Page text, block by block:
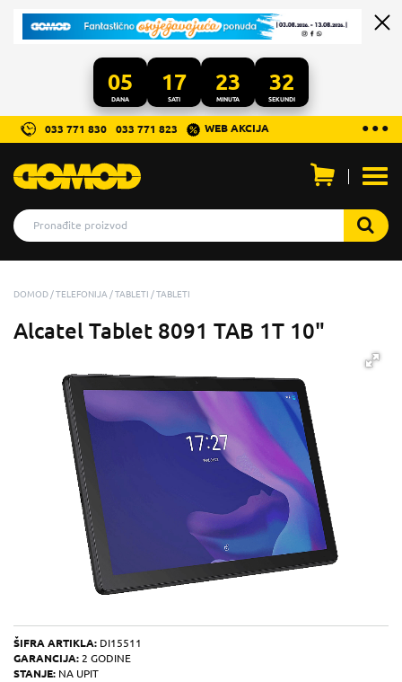
05
DANA
17
SATI
23
MINUTA
31
SEKUNDI
...
● ● ●
033 771 830 033 771 823 WEB AKCIJA
DOMOD TELEFONIJA TABLETI TABLETI
Alcatel Tablet 8091 TAB 1T 10"
ŠIFRA ARTIKLA: DI15511
GARANCIJA: 2 GODINE
STANJE: NA UPIT